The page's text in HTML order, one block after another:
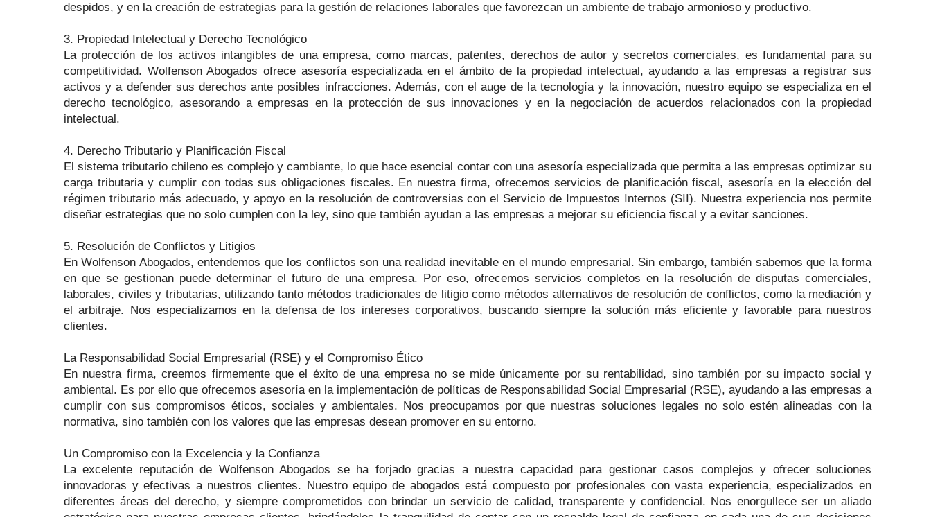
despidos, y en la creación de estrategias para la gestión de relaciones laborales que favorezcan un ambiente de trabajo armonioso y productivo.
3. Propiedad Intelectual y Derecho Tecnológico
La protección de los activos intangibles de una empresa, como marcas, patentes, derechos de autor y secretos comerciales, es fundamental para su
competitividad. Wolfenson Abogados ofrece asesoría especializada en el ámbito de la propiedad intelectual, ayudando a las empresas a registrar sus
activos y a defender sus derechos ante posibles infracciones. Además, con el auge de la tecnología y la innovación, nuestro equipo se especializa en el
derecho tecnológico, asesorando a empresas en la protección de sus innovaciones y en la negociación de acuerdos relacionados con la propiedad
intelectual.
4. Derecho Tributario y Planificación Fiscal
El sistema tributario chileno es complejo y cambiante, lo que hace esencial contar con una asesoría especializada que permita a las empresas optimizar su
carga tributaria y cumplir con todas sus obligaciones fiscales. En nuestra firma, ofrecemos servicios de planificación fiscal, asesoría en la elección del
régimen tributario más adecuado, y apoyo en la resolución de controversias con el Servicio de Impuestos Internos (SII). Nuestra experiencia nos permite
diseñar estrategias que no solo cumplen con la ley, sino que también ayudan a las empresas a mejorar su eficiencia fiscal y a evitar sanciones.
5. Resolución de Conflictos y Litigios
En Wolfenson Abogados, entendemos que los conflictos son una realidad inevitable en el mundo empresarial. Sin embargo, también sabemos que la forma
en que se gestionan puede determinar el futuro de una empresa. Por eso, ofrecemos servicios completos en la resolución de disputas comerciales,
laborales, civiles y tributarias, utilizando tanto métodos tradicionales de litigio como métodos alternativos de resolución de conflictos, como la mediación y
el arbitraje. Nos especializamos en la defensa de los intereses corporativos, buscando siempre la solución más eficiente y favorable para nuestros
clientes.
La Responsabilidad Social Empresarial (RSE) y el Compromiso Ético
En nuestra firma, creemos firmemente que el éxito de una empresa no se mide únicamente por su rentabilidad, sino también por su impacto social y
ambiental. Es por ello que ofrecemos asesoría en la implementación de políticas de Responsabilidad Social Empresarial (RSE), ayudando a las empresas a
cumplir con sus compromisos éticos, sociales y ambientales. Nos preocupamos por que nuestras soluciones legales no solo estén alineadas con la
normativa, sino también con los valores que las empresas desean promover en su entorno.
Un Compromiso con la Excelencia y la Confianza
La excelente reputación de Wolfenson Abogados se ha forjado gracias a nuestra capacidad para gestionar casos complejos y ofrecer soluciones
innovadoras y efectivas a nuestros clientes. Nuestro equipo de abogados está compuesto por profesionales con vasta experiencia, especializados en
diferentes áreas del derecho, y siempre comprometidos con brindar un servicio de calidad, transparente y confidencial. Nos enorgullece ser un aliado